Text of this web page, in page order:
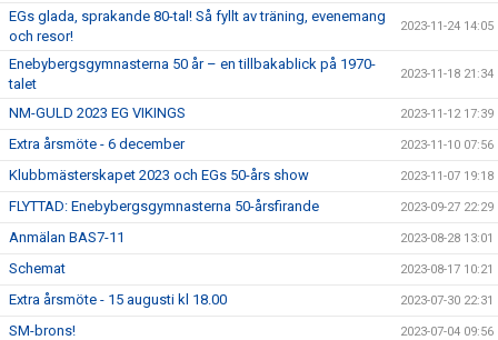
EGs glada, sprakande 80-tal! Så fyllt av träning, evenemang
och resor!
2023-11-24 14:05
Enebybergsgymnasterna 50 år – en tillbakablick på 1970-
talet
2023-11-18 21:34
NM-GULD 2023 EG VIKINGS 2023-11-12 17:39
Extra årsmöte - 6 december 2023-11-10 07:56
Klubbmästerskapet 2023 och EGs 50-års show 2023-11-07 19:18
FLYTTAD: Enebybergsgymnasterna 50-årsfirande 2023-09-27 22:29
Anmälan BAS7-11 2023-08-28 13:01
Schemat 2023-08-17 10:21
Extra årsmöte - 15 augusti kl 18.00 2023-07-30 22:31
SM-brons! 2023-07-04 09:56